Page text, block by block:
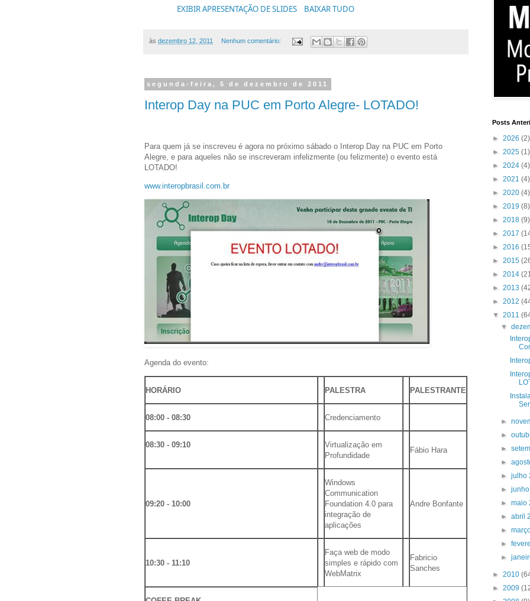
EXIBIR APRESENTAÇÃO DE SLIDES
BAIXAR TUDO
às dezembro 12, 2011 Nenhum comentário:
segunda-feira, 5 de dezembro de 2011
Interop Day na PUC em Porto Alegre- LOTADO!
Para quem já se inscreveu é agora no próximo sábado o Interop Day na PUC em Porto
Alegre, e para aqueles não se inscreveram infelizmente (ou felizmente) o evento está
LOTADO!
www.interopbrasil.com.br
Agenda do evento:
HORÁRIO PALESTRA PALESTRANTE
08:00 - 08:30 Credenciamento
08:30 - 09:10
Virtualização em
Profundidade
Fábio Hara
09:20 - 10:00
Windows
Communication
Foundation 4.0 para
integração de
aplicações
Andre Bonfante
10:30 - 11:10
Faça web de modo
simples e rápido com
WebMatrix
Fabricio
Sanches
Posts
► 2026 (2)
► 2025 (1)
► 2024 (4)
► 2021 (4)
► 2020 (4)
► 2019 (8)
► 2018 (9)
► 2017
► 2016
► 2015
► 2014
► 2013
► 2012
▼ 2011
▼
►
►
►
►
►julho
►
►maio
►abril
►
►
►
► 2010
► 2009